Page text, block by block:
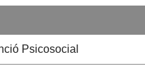
Psicosocial